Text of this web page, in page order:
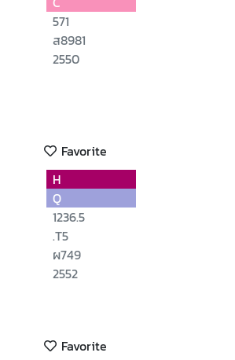
571
ส8981
2550
Favorite
H
Q
1236.5
.T5
ผ749
2552
Favorite